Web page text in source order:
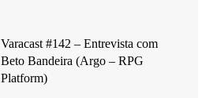
Varacast #142 – Entrevista com
Beto Bandeira (Argo – RPG
Platform)